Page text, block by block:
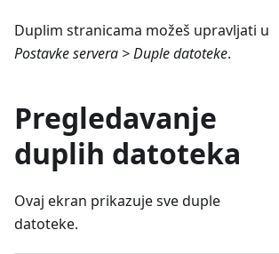
Duplim stranicama možeš upravljati u
Postavke servera > Duple datoteke.
Pregledavanje
duplih datoteka
Ovaj ekran prikazuje sve duple
datoteke.